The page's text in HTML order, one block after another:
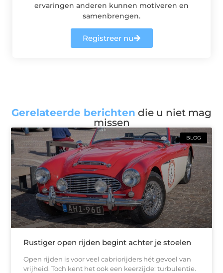
ervaringen anderen kunnen motiveren en
samenbrengen.
Registreer nu
Gerelateerde berichten die u niet mag
missen
BLOG
Rustiger open rijden begint achter je stoelen
Open rijden is voor veel cabriorijders hét gevoel van
vrijheid. Toch kent het ook een keerzijde: turbulentie.